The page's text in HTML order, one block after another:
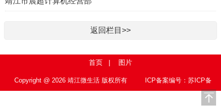
返回栏目>>
首页 | 图片
Copyright @ 2026 靖江微生活 版权所有
ICP备案编号：苏ICP备
15010767号